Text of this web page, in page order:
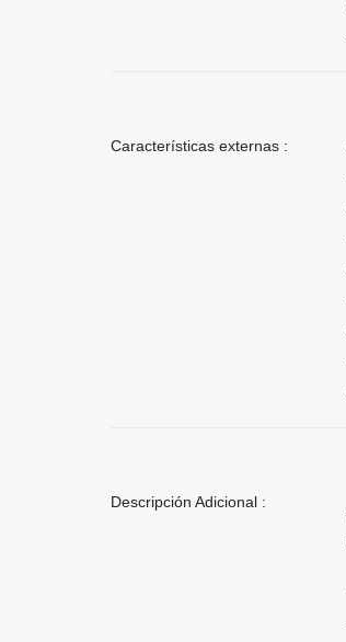
Características externas :
Descripción Adicional :